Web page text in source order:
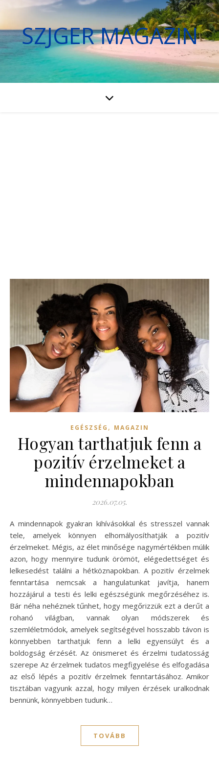
SZJGER MAGAZIN
EGÉSZSÉG , MAGAZIN
Hogyan tarthatjuk fenn a
pozitív érzelmeket a
mindennapokban
2026.07.05.
A mindennapok gyakran kihívásokkal és stresszel vannak
tele, amelyek könnyen elhomályosíthatják a pozitív
érzelmeket. Mégis, az élet minősége nagymértékben múlik
azon, hogy mennyire tudunk örömöt, elégedettséget és
lelkesedést találni a hétköznapokban. A pozitív érzelmek
fenntartása nemcsak a hangulatunkat javítja, hanem
hozzájárul a testi és lelki egészségünk megőrzéséhez is.
Bár néha nehéznek tűnhet, hogy megőrizzük ezt a derűt a
rohanó világban, vannak olyan módszerek és
szemléletmódok, amelyek segítségével hosszabb távon is
könnyebben tarthatjuk fenn a lelki egyensúlyt és a
boldogság érzését. Az önismeret és érzelmi tudatosság
szerepe Az érzelmek tudatos megfigyelése és elfogadása
az első lépés a pozitív érzelmek fenntartásához. Amikor
tisztában vagyunk azzal, hogy milyen érzések uralkodnak
bennünk, könnyebben tudunk…
TOVÁBB